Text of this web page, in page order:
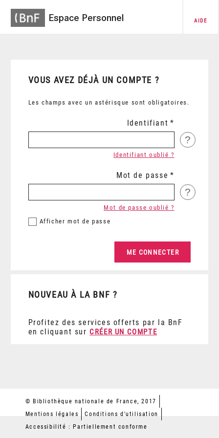
Espace Personnel AIDE
VOUS AVEZ DÉJÀ UN COMPTE ?
Les champs avec un astérisque sont obligatoires.
Identifiant
?
Identifiant oublié ?
Mot de passe
?
Afficher mot de passe
Mot de passe oublié ?
NOUVEAU À LA BNF ?
Profitez des services offerts par la BnF
en cliquant sur CRÉER UN COMPTE
© Bibliothèque nationale de France, 2017
Mentions légales
Conditions d'utilisation
Accessibilité : Partiellement conforme